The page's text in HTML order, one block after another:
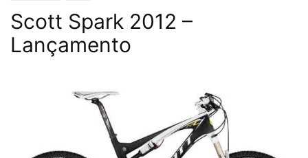
Scott Spark 2012 –
Lançamento